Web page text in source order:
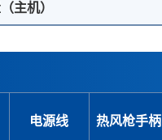
主机）
电源线 热风枪手柄